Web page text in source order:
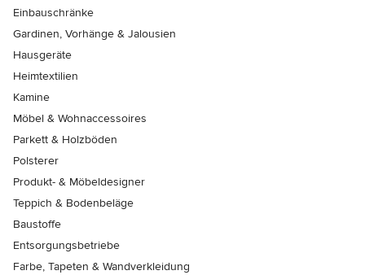
Einbauschränke
Gardinen, Vorhänge & Jalousien
Hausgeräte
Heimtextilien
Kamine
Möbel & Wohnaccessoires
Parkett & Holzböden
Polsterer
Produkt- & Möbeldesigner
Teppich & Bodenbeläge
Baustoffe
Entsorgungsbetriebe
Farbe, Tapeten & Wandverkleidung